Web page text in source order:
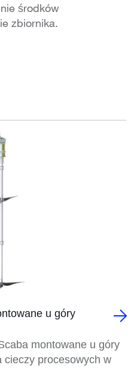
środków
zbiornika.
u góry
montowane u góry
cieczy procesowych w